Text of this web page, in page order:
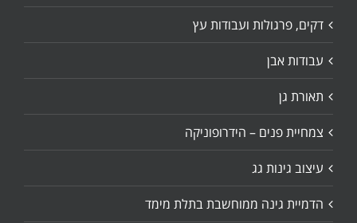
דקים, פרגולות ועבודות עץ
עבודות אבן
תאורת גן
צמחיית פנים – הידרופוניקה
עיצוב גינות גג
הדמיית גינה ממוחשבת בתלת מימד